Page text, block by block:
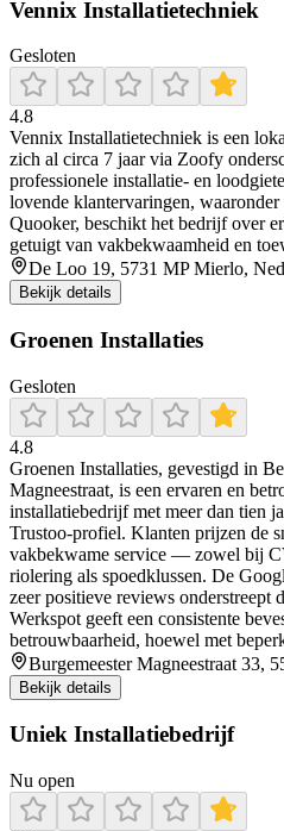
Vennix Installatietechniek
Gesloten
4.8
Vennix Installatietechniek is een
zich al circa 7 jaar via Zoofy
professionele installatie‑ en
lovende klantervaringen, waaronder
Quooker, beschikt het bedrijf over
getuigt van vakbekwaamheid en
De Loo 19, 5731 MP Mierlo,
Bekijk details
Groenen Installaties
Gesloten
4.8
Groenen Installaties, gevestigd in
Magneestraat, is een ervaren en
installatiebedrijf met meer dan tien
Trustoo-profiel. Klanten prijzen de
vakbekwame service — zowel bij
riolering als spoedklussen. De
zeer positieve reviews onderstreept
Werkspot geeft een consistente
betrouwbaarheid, hoewel met
Burgemeester Magneestraat 33,
Bekijk details
Uniek Installatiebedrijf
Nu open